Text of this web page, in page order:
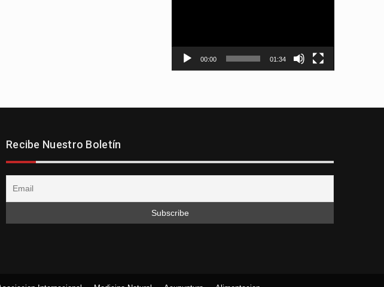
00:00 01:34
Recibe Nuestro Boletín